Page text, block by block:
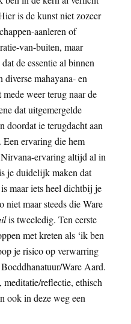
is de kunst niet zozeer
aanleren of
van-buiten, maar
de essentie al binnen
mahayana- en
weer terug naar de
dat uitgemergelde
doordat ie terugdacht aan
Een ervaring die hem
ervaring altijd al in
je duidelijk maken dat
maar iets heel dichtbij je
niet maar steeds die Ware
is tweeledig. Ten eerste
met kreten als ‘ik ben
je risico op verwarring
Ware Aard.
reflectie, ethisch
ook in deze weg een